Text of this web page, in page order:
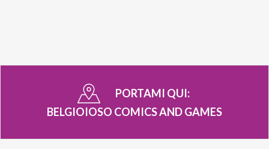
PORTAMI QUI:
BELGIOIOSO COMICS AND GAMES